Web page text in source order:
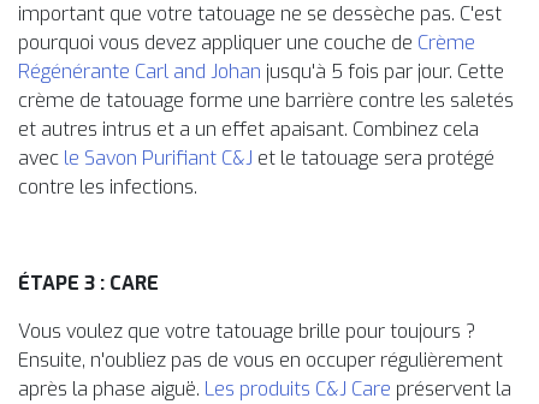
important que votre tatouage ne se dessèche pas. C'est
pourquoi vous devez appliquer une couche de Crème
Régénérante Carl and Johan jusqu'à 5 fois par jour. Cette
crème de tatouage forme une barrière contre les saletés
et autres intrus et a un effet apaisant. Combinez cela
avec le Savon Purifiant C&J et le tatouage sera protégé
contre les infections.
ÉTAPE 3 : CARE
Vous voulez que votre tatouage brille pour toujours ?
Ensuite, n'oubliez pas de vous en occuper régulièrement
après la phase aiguë. Les produits C&J Care préservent la